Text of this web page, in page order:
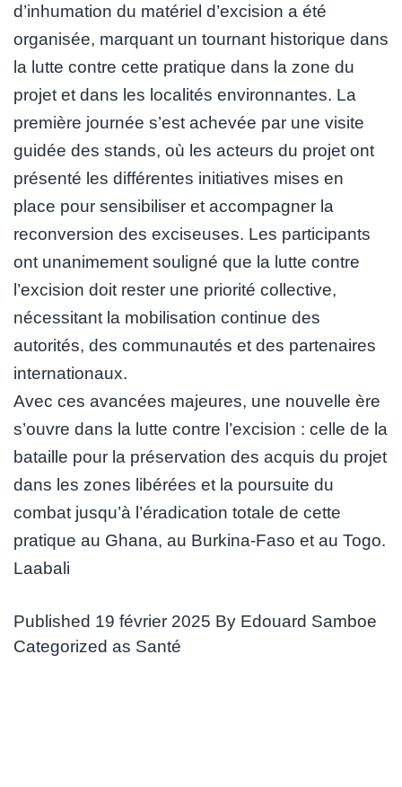
d’inhumation du matériel d’excision a été
organisée, marquant un tournant historique dans
la lutte contre cette pratique dans la zone du
projet et dans les localités environnantes. La
première journée s’est achevée par une visite
guidée des stands, où les acteurs du projet ont
présenté les différentes initiatives mises en
place pour sensibiliser et accompagner la
reconversion des exciseuses. Les participants
ont unanimement souligné que la lutte contre
l’excision doit rester une priorité collective,
nécessitant la mobilisation continue des
autorités, des communautés et des partenaires
internationaux.
Avec ces avancées majeures, une nouvelle ère
s’ouvre dans la lutte contre l’excision : celle de la
bataille pour la préservation des acquis du projet
dans les zones libérées et la poursuite du
combat jusqu’à l’éradication totale de cette
pratique au Ghana, au Burkina-Faso et au Togo.
Laabali
Published 19 février 2025 By Edouard Samboe
Categorized as Santé